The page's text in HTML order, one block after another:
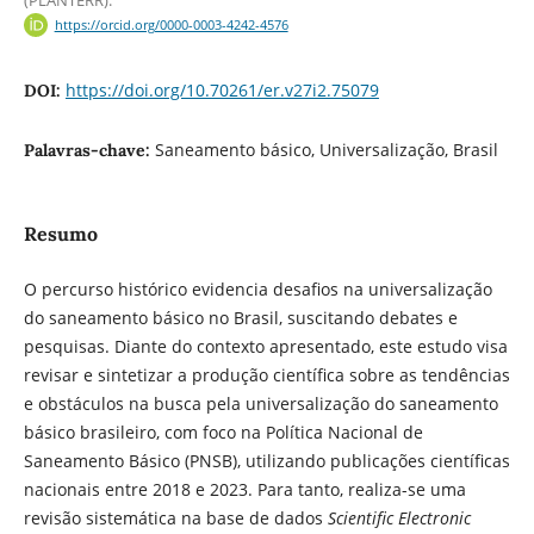
https://orcid.org/0000-0003-4242-4576
DOI: https://doi.org/10.70261/er.v27i2.75079
Palavras-chave: Saneamento básico, Universalização, Brasil
Resumo
O percurso histórico evidencia desafios na universalização
do saneamento básico no Brasil, suscitando debates e
pesquisas. Diante do contexto apresentado, este estudo visa
revisar e sintetizar a produção científica sobre as tendências
e obstáculos na busca pela universalização do saneamento
básico brasileiro, com foco na Política Nacional de
Saneamento Básico (PNSB), utilizando publicações científicas
nacionais entre 2018 e 2023. Para tanto, realiza-se uma
revisão sistemática na base de dados Scientific Electronic